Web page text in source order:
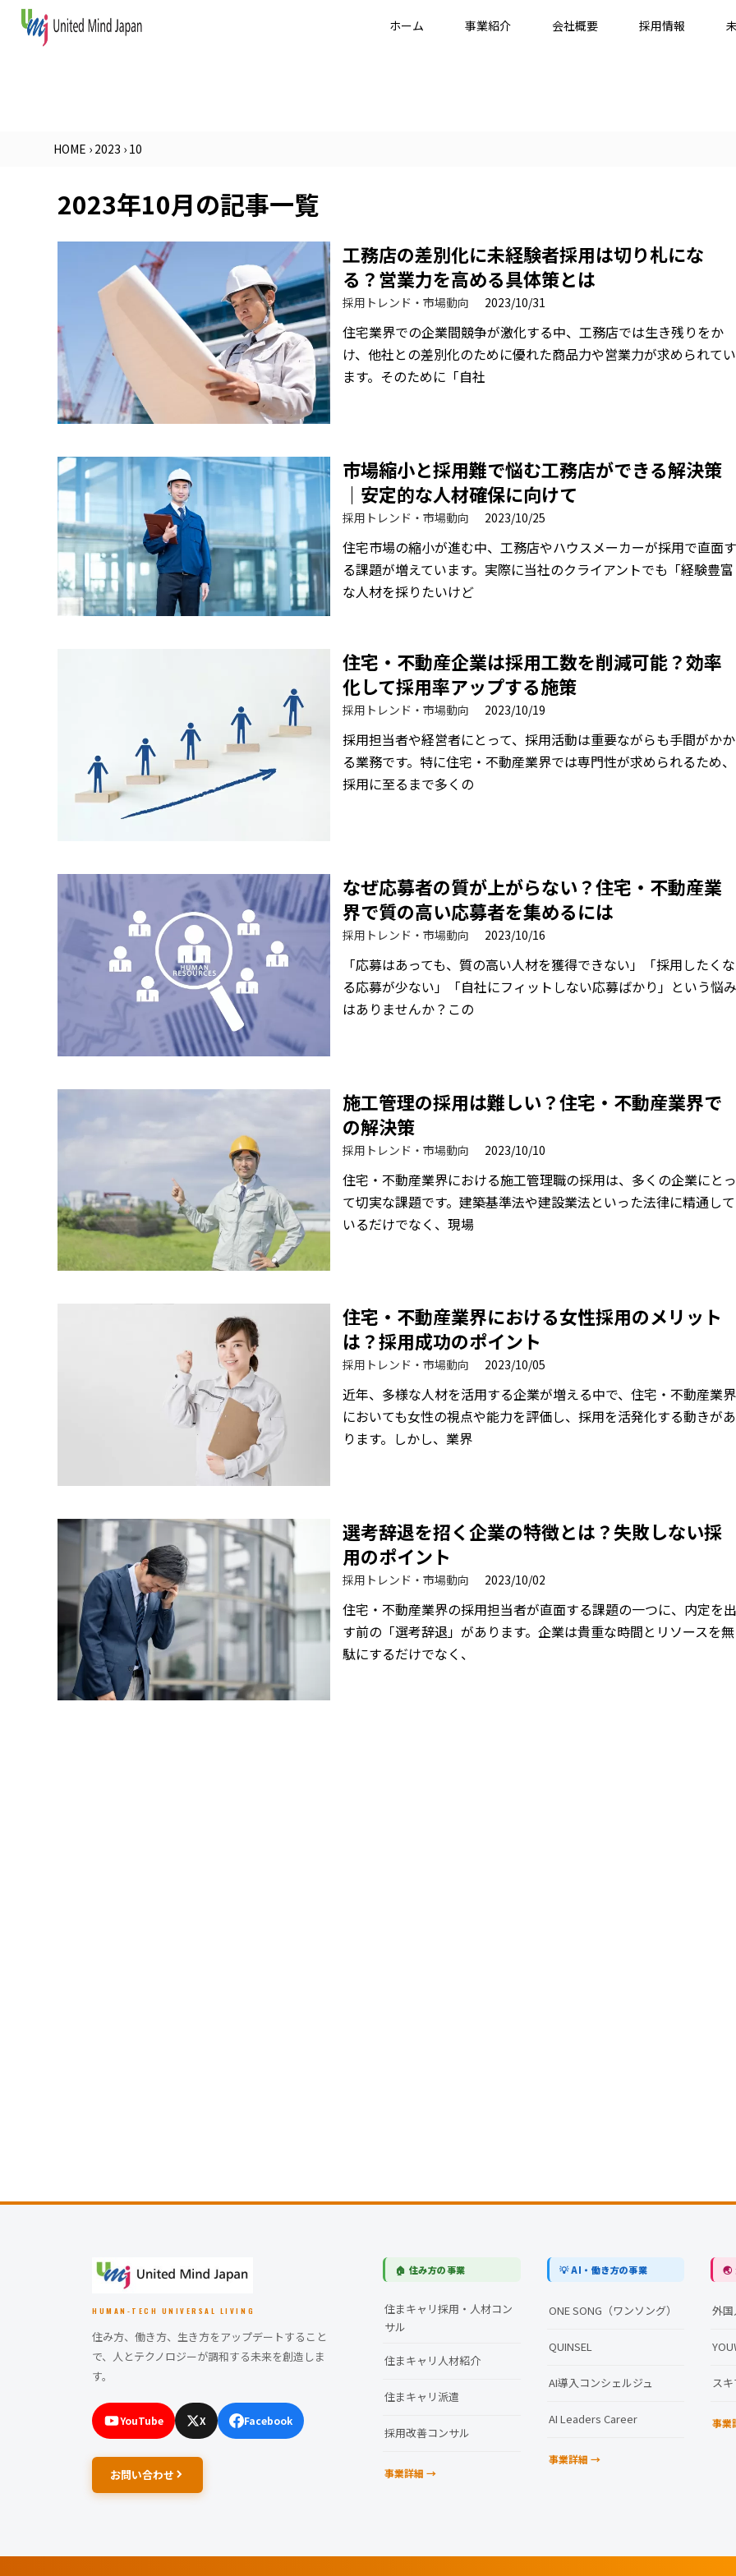
ホーム 事業紹介 会社概要 採用情報
HOME › 2023 › 10
2023年10月の記事一覧
工務店の差別化に未経験者採用は切り札にな
る？営業力を高める具体策とは
採用トレンド・市場動向 2023/10/31
住宅業界での企業間競争が激化する中、工務店では生き残りをか
け、他社との差別化のために優れた商品力や営業力が求められてい
ます。そのために「自社
市場縮小と採用難で悩む工務店ができる解決策
｜安定的な人材確保に向けて
採用トレンド・市場動向 2023/10/25
住宅市場の縮小が進む中、工務店やハウスメーカーが採用で直面
る課題が増えています。実際に当社のクライアントでも「経験豊富
な人材を採りたいけど
住宅・不動産企業は採用工数を削減可能？効率
化して採用率アップする施策
採用トレンド・市場動向 2023/10/19
採用担当者や経営者にとって、採用活動は重要ながらも手間がかか
る業務です。特に住宅・不動産業界では専門性が求められるため、
採用に至るまで多くの
なぜ応募者の質が上がらない？住宅・不動産業
界で質の高い応募者を集めるには
採用トレンド・市場動向 2023/10/16
「応募はあっても、質の高い人材を獲得できない」「採用したくな
る応募が少ない」「自社にフィットしない応募ばかり」という悩
はありませんか？この
施工管理の採用は難しい？住宅・不動産業界で
の解決策
採用トレンド・市場動向 2023/10/10
住宅・不動産業界における施工管理職の採用は、多くの企業にと
て切実な課題です。建築基準法や建設業法といった法律に精通して
いるだけでなく、現場
住宅・不動産業界における女性採用のメリット
は？採用成功のポイント
採用トレンド・市場動向 2023/10/05
近年、多様な人材を活用する企業が増える中で、住宅・不動産業界
においても女性の視点や能力を評価し、採用を活発化する動きがあ
ります。しかし、業界
選考辞退を招く企業の特徴とは？失敗しない採
用のポイント
採用トレンド・市場動向 2023/10/02
住宅・不動産業界の採用担当者が直面する課題の一つに、内定を
す前の「選考辞退」があります。企業は貴重な時間とリソースを無
駄にするだけでなく、
HUMAN-TECH UNIVERSAL LIVING
住み方、働き方、生き方をアップデートすること
で、人とテクノロジーが調和する未来を創造しま
す。
YouTube X Facebook
お問い合わせ
🏠 住み方の事業
住まキャリ採用・人材コン
サル
住まキャリ人材紹介
住まキャリ派遣
採用改善コンサル
事業詳細 →
💡 AI・働き方の事業
ONE SONG（ワンソング）
QUINSEL
AI導入コンシェルジュ
AI Leaders Career
事業詳細 →
🌏
外
ス
事